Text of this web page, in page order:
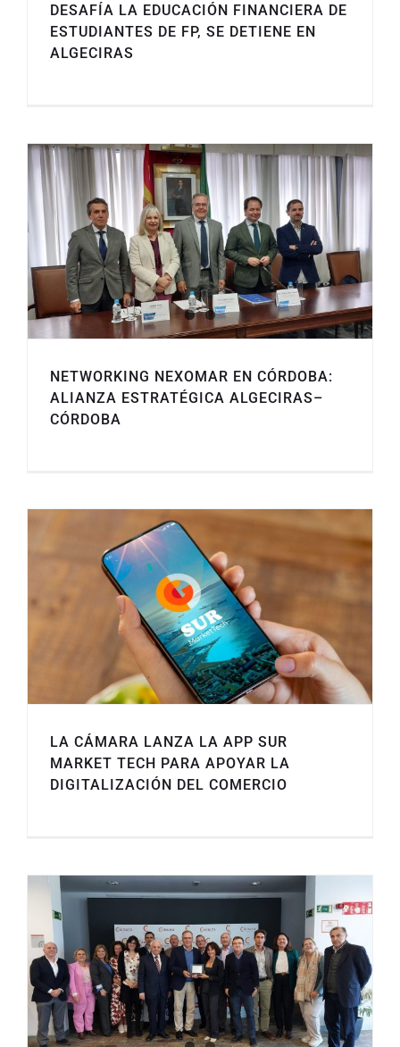
DESAFÍA LA EDUCACIÓN FINANCIERA DE
ESTUDIANTES DE FP, SE DETIENE EN
ALGECIRAS
NETWORKING NEXOMAR EN CÓRDOBA:
ALIANZA ESTRATÉGICA ALGECIRAS–
CÓRDOBA
LA CÁMARA LANZA LA APP SUR
MARKET TECH PARA APOYAR LA
DIGITALIZACIÓN DEL COMERCIO